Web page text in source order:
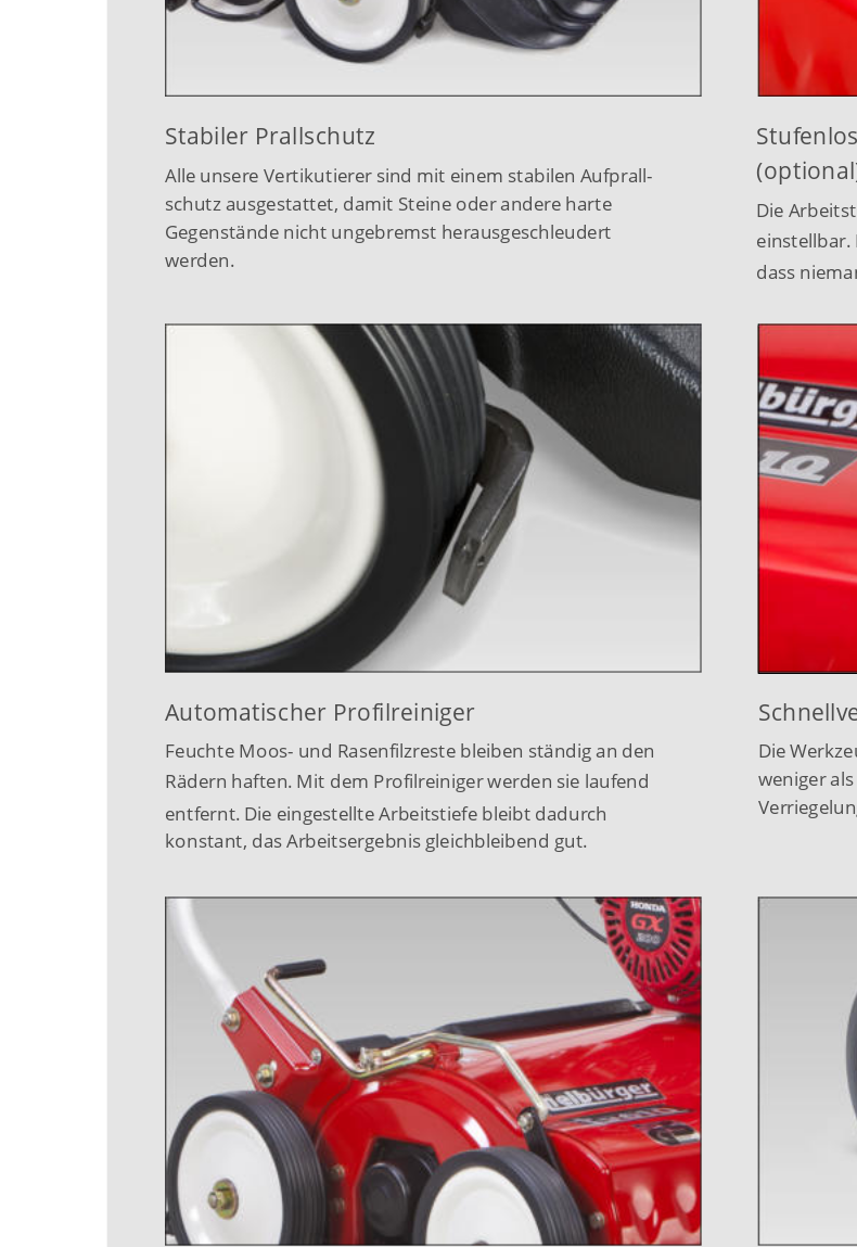
Die
weniger
Automatischer Profilreiniger
Feuchte Moos- und Rasenfilzreste bleiben ständig an den
Rädern haften. Mit dem Profilreiniger werden sie laufend
entfernt. Die eingestellte Arbeitstiefe bleibt dadurch
konstant, das Arbeitsergebnis gleichbleibend gut.
Die
einstellbar.
dass
Stabiler Prallschutz
Alle unsere Vertikutierer sind mit einem stabilen Aufprall-
schutz ausgestattet, damit Steine oder andere harte
Gegenstände nicht ungebremst herausgeschleudert
werden.